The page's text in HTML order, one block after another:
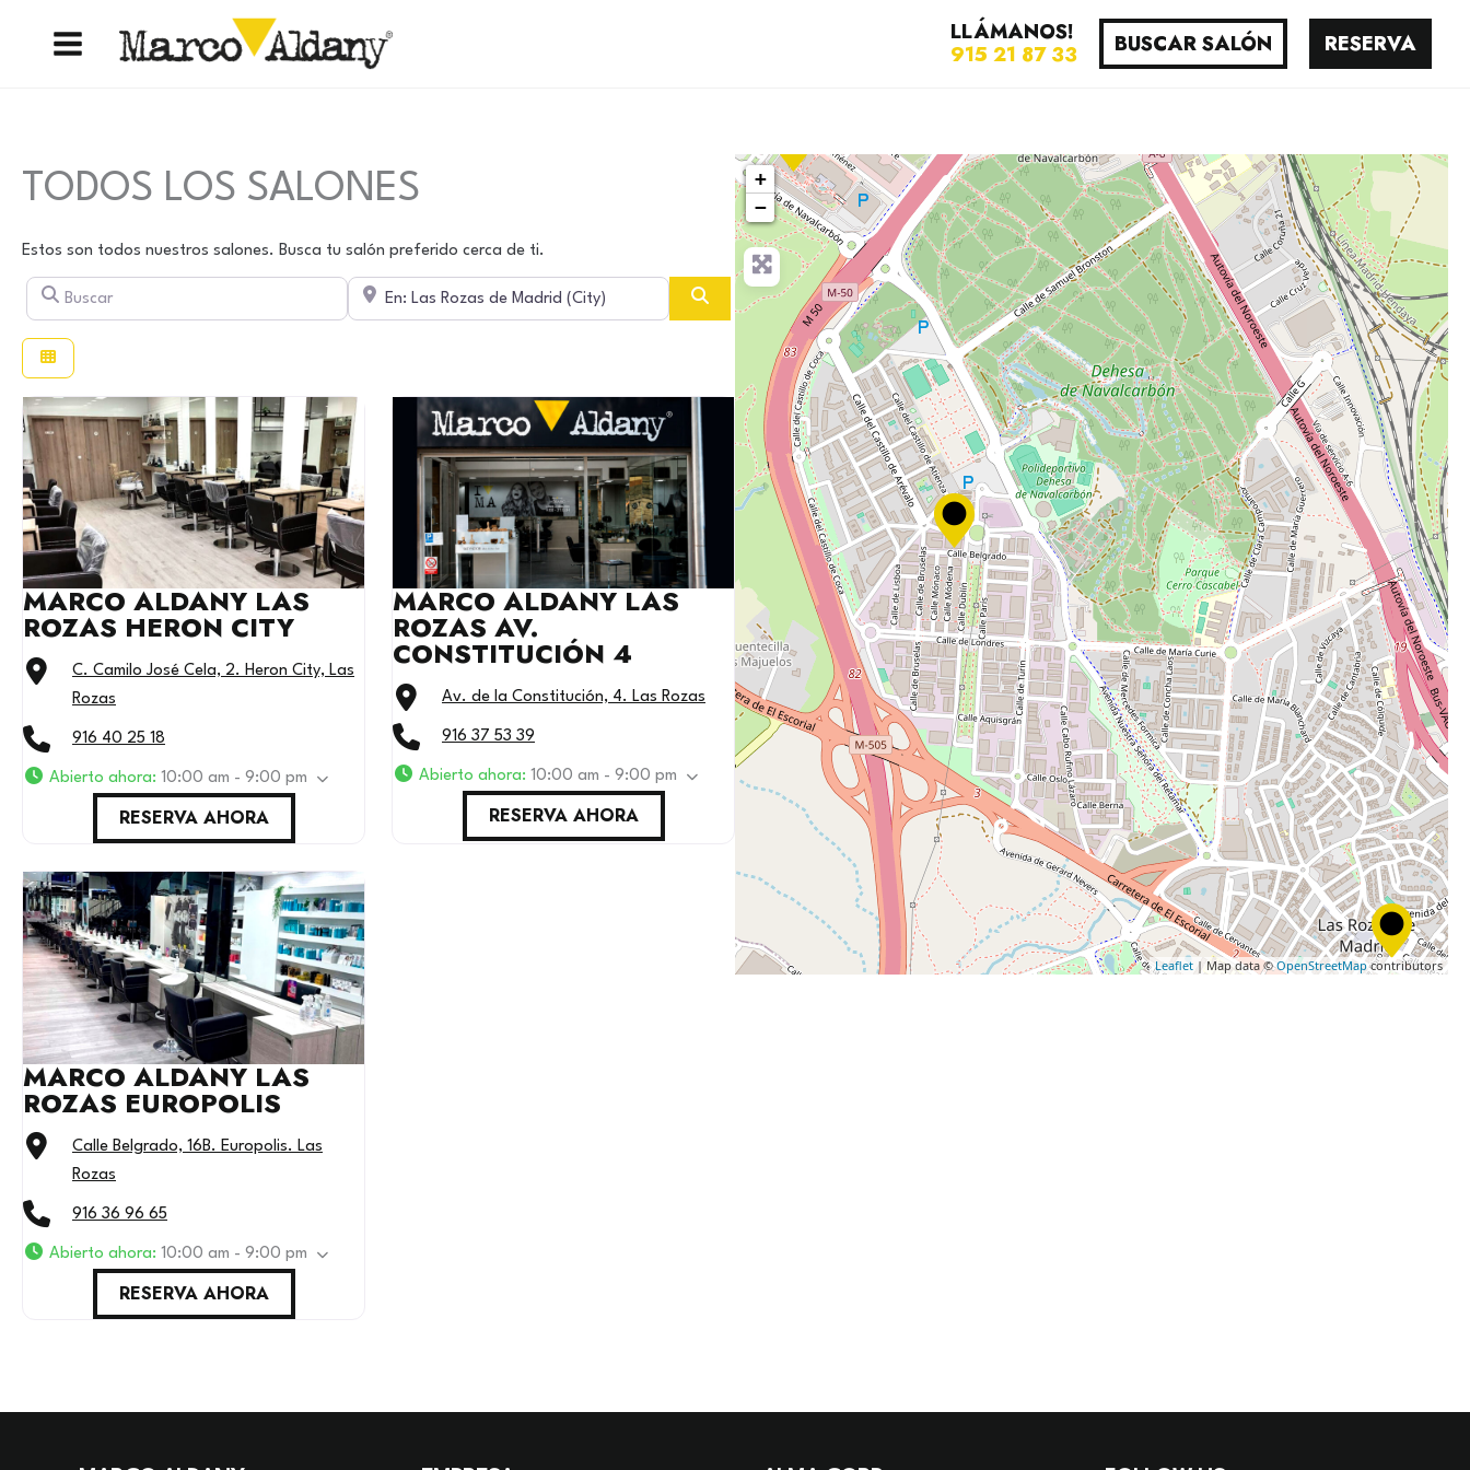
LLÁMANOS!
915 21 87 33
BUSCAR SALÓN RESERVA
TODOS LOS SALONES
Estos son todos nuestros salones. Busca tu salón preferido cerca de ti.
Buscar Cerca de
Buscar
MARCO ALDANY LAS
ROZAS HERON CITY
C. Camilo José Cela, 2. Heron City, Las
Rozas
916 40 25 18
Abierto ahora: 10:00 am - 9:00 pm
RESERVA AHORA
MARCO ALDANY LAS
ROZAS AV.
CONSTITUCIÓN 4
Av. de la Constitución, 4. Las Rozas
916 37 53 39
Abierto ahora: 10:00 am - 9:00 pm
RESERVA AHORA
MARCO ALDANY LAS
ROZAS EUROPOLIS
Calle Belgrado, 16B. Europolis. Las
Rozas
916 36 96 65
Abierto ahora: 10:00 am - 9:00 pm
RESERVA AHORA
+
−
Leaflet | Map data ©OpenStreetMapcontributors